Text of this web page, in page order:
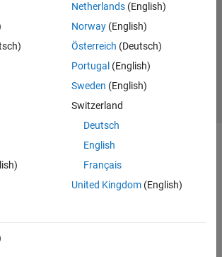
Netherlands(English)
Norway(English)
Österreich (Deutsch)
Portugal (English)
Sweden (English)
Switzerland
Deutsch
English
Français
United Kingdom(English)
Contacts locaux
MathWorks, Inc.